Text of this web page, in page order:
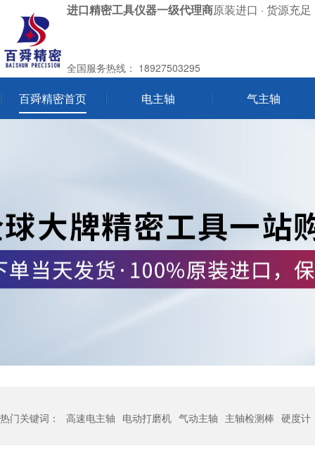
进口精密工具仪器一级代理商原装进口 · 货源充
全国服务热线： 18927503295
百舜精密首页 电主轴 气主轴
热门关键词： 高速电主轴 电动打磨机 气动主轴 主轴检测棒 硬度计